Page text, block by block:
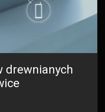
drewnianych